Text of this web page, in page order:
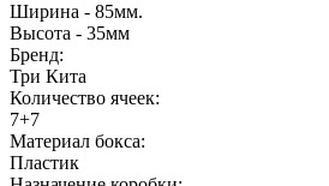
Ширина - 85мм.
Высота - 35мм
Бренд:
Три Кита
Количество ячеек:
7+7
Материал бокса:
Пластик